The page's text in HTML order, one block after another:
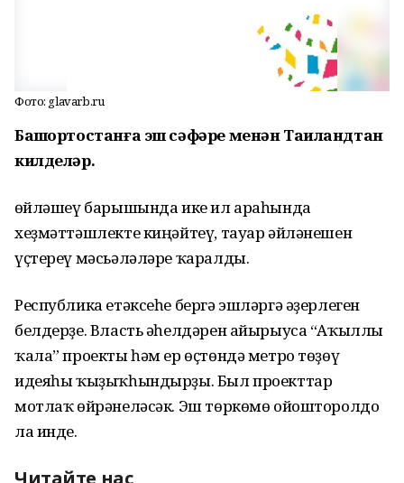
Фото: glavarb.ru
Башҡортостанға эш сәфәре менән Таиландтан
килделәр.
Һөйләшеү барышында ике ил араһында
хеҙмәттәшлекте киңәйтеү, тауар әйләнешен
үҫтереү мәсьәләләре ҡаралды.
Республика етәксеһе бергә эшләргә әҙерлеген
белдерҙе. Власть әһелдәрен айырыуса “Аҡыллы
ҡала” проекты һәм ер өҫтөндә метро төҙөү
идеяһы ҡыҙыҡһындырҙы. Был проекттар
мотлаҡ өйрәнеләсәк. Эш төркөмө ойошторолдо
ла инде.
Читайте нас